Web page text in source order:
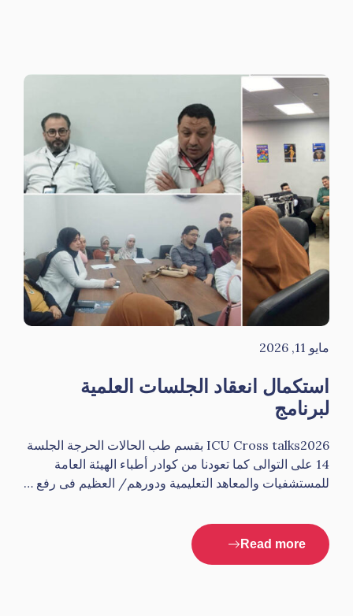
مايو 11, 2026
استكمال انعقاد الجلسات العلمية
لبرنامج
ICU Cross talks2026 بقسم طب الحالات الحرجة الجلسة
14 على التوالى كما تعودنا من كوادر أطباء الهيئة العامة
للمستشفيات والمعاهد التعليمية ودورهم/ العظيم فى رفع …
Read more